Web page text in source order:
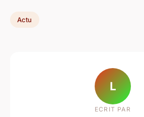
Actu
L
ECRIT PAR